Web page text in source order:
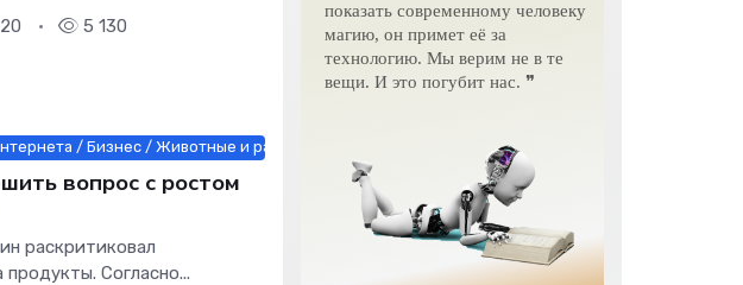
5 130
/ Бизнес / Животные и растения / Знакомства / Мебель, интерьер, обиход /
вопрос с ростом
раскритиковал
Согласно...
показать современному человеку
магию, он примет её за
технологию. Мы верим не в те
вещи. И это погубит нас. ❞